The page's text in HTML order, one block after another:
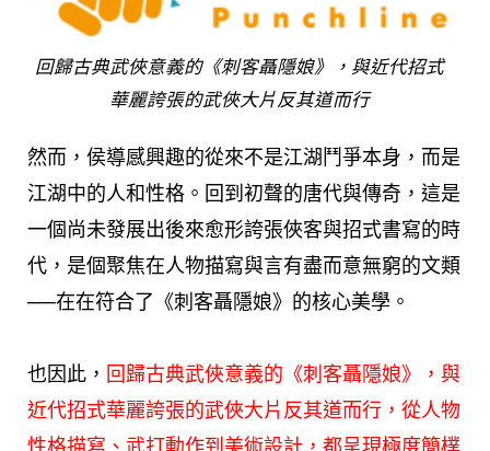
回歸古典武俠意義的《刺客聶隱娘》，與近代招式
華麗誇張的武俠大片反其道而行
然而，侯導感興趣的從來不是江湖鬥爭本身，而是
江湖中的人和性格。回到初聲的唐代與傳奇，這是
一個尚未發展出後來愈形誇張俠客與招式書寫的時
代，是個聚焦在人物描寫與言有盡而意無窮的文類
──在在符合了《刺客聶隱娘》的核心美學。
也因此， 回歸古典武俠意義的《刺客聶隱娘》，與
近代招式華麗誇張的武俠大片反其道而行，從人物